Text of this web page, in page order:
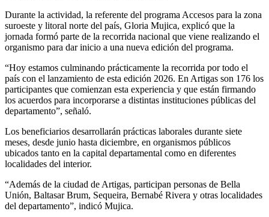
Durante la actividad, la referente del programa Accesos para la zona
suroeste y litoral norte del país, Gloria Mujica, explicó que la
jornada formó parte de la recorrida nacional que viene realizando el
organismo para dar inicio a una nueva edición del programa.
“Hoy estamos culminando prácticamente la recorrida por todo el
país con el lanzamiento de esta edición 2026. En Artigas son 176 los
participantes que comienzan esta experiencia y que están firmando
los acuerdos para incorporarse a distintas instituciones públicas del
departamento”, señaló.
Los beneficiarios desarrollarán prácticas laborales durante siete
meses, desde junio hasta diciembre, en organismos públicos
ubicados tanto en la capital departamental como en diferentes
localidades del interior.
“Además de la ciudad de Artigas, participan personas de Bella
Unión, Baltasar Brum, Sequeira, Bernabé Rivera y otras localidades
del departamento”, indicó Mujica.